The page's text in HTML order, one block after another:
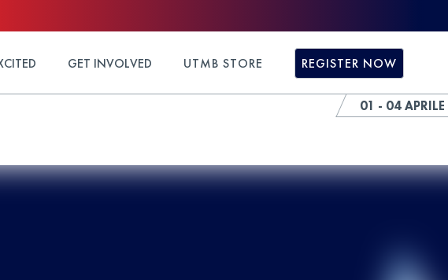
01 - 04
GET INVOLVED UTMB STORE REGISTER NOW